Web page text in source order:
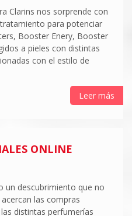
Clarins nos sorprende con
para potenciar
Booster Enery, Booster
a pieles con distintas
con el estilo de
Leer más
ONLINE
un descubrimiento que no
las compras
distintas perfumerías